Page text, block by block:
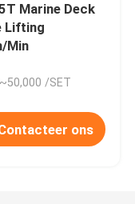
Marine Deck
Lifting
Min
/SET
ons
7,5-22,5 m overspanning enkele ligger brugkraan 5 ton